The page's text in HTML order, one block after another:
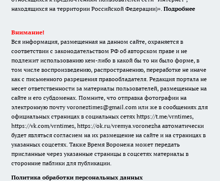
находящихся на территории Российской Федерации)». Подробнее
Внимание!
Вся информация, размещенная на данном сайте, охраняется в
соответствии с законодательством РФ об авторском праве и не
подлежит использованию кем-либо в какой бы то ни было форме, в
том числе воспроизведению, распространению, переработке не иначе
как с письменного разрешения правообладателя. Редакция портала не
несет ответственности за материалы пользователей, размещенные на
сайте и его субдоменах. Помните, что отправка фотографии на
электронную почту voroneztimes@gmail.com или же в сообщениях для
официальных страницах в социальных сетях https://t.me/vrntimes,
https://vk.com/vrntimes, https://ok.ru/vremya.voronezha автоматически
будет являться согласием на их размещение на сайте и на страницах в
указанных соцсетях. Также Время Воронежа может передать
присланные через указанные страницы в соцсетях материалы в
сторонние паблики для публикации.
Политика обработки персональных данных